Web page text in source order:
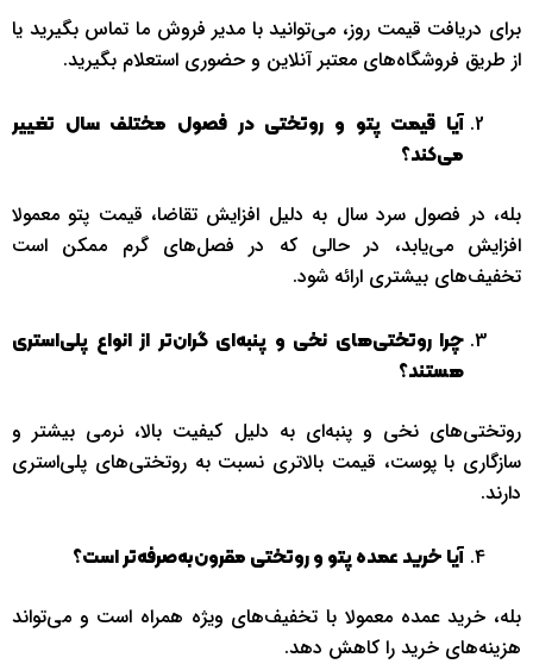
برای دریافت قیمت روز، می‌توانید با مدیر فروش ما تماس بگیرید یا
از طریق فروشگاه‌های معتبر آنلاین و حضوری استعلام بگیرید.
آیا قیمت پتو و روتختی در فصول مختلف سال تغییر
می‌کند؟
بله، در فصول سرد سال به دلیل افزایش تقاضا، قیمت پتو معمولا
افزایش می‌یابد، در حالی که در فصل‌های گرم ممکن است
تخفیف‌های بیشتری ارائه شود.
چرا روتختی‌های نخی و پنبه‌ای گران‌تر از انواع پلی‌استری
هستند؟
روتختی‌های نخی و پنبه‌ای به دلیل کیفیت بالا، نرمی بیشتر و
سازگاری با پوست، قیمت بالاتری نسبت به روتختی‌های پلی‌استری
دارند.
آیا خرید عمده پتو و روتختی مقرون‌به‌صرفه‌تر است؟
بله، خرید عمده معمولا با تخفیف‌های ویژه همراه است و می‌تواند
هزینه‌های خرید را کاهش دهد.